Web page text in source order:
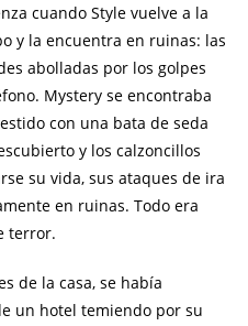
cuando Style vuelve a la
y la encuentra en ruinas: las
abolladas por los golpes
Mystery se encontraba
con una bata de seda
y los calzoncillos
su vida, sus ataques de ira
en ruinas. Todo era
terror.
de la casa, se había
un hotel temiendo por su